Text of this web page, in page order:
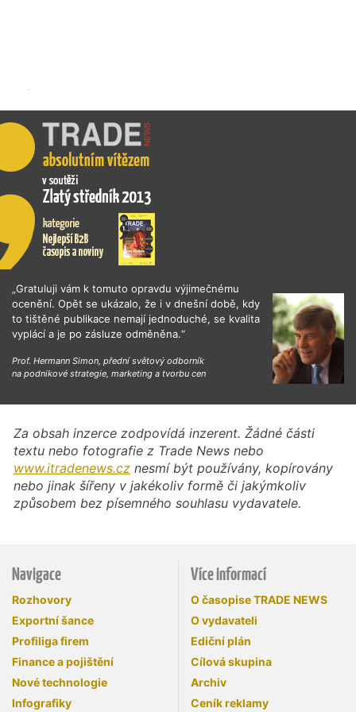
„Gratuluji vám k tomuto opravdu výjimečnému
ocenění. Opět se ukázalo, že i v dnešní době, kdy
to tištěné publikace nemají jednoduché, se kvalita
vyplácí a je po zásluze odměněna.“
Prof. Hermann Simon, přední světový odborník
na podnikové strategie, marketing a tvorbu cen
Za obsah inzerce zodpovídá inzerent. Žádné části
textu nebo fotografie z Trade News nebo
www.itradenews.cz nesmí být používány, kopírovány
nebo jinak šířeny v jakékoliv formě či jakýmkoliv
způsobem bez písemného souhlasu vydavatele.
Navigace
Rozhovory
Exportní šance
Profiliga firem
Finance a pojištění
Nové technologie
Infografiky
Více informací
O časopise TRADE NEWS
O vydavateli
Ediční plán
Cílová skupina
Archiv
Ceník reklamy